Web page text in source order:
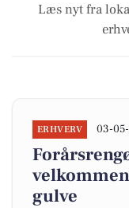
Læs nyt fra
ERHVERV 03-
gulve